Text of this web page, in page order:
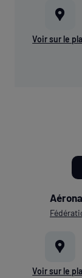
Voir sur le
Voir sur le